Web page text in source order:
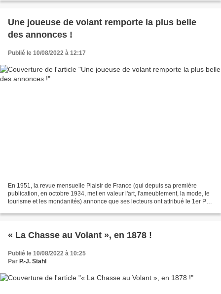
Une joueuse de volant remporte la plus belle
des annonces !
Publié le 10/08/2022 à 12:17
En 1951, la revue mensuelle Plaisir de France (qui depuis sa première
publication, en octobre 1934, met en valeur l'art, l'ameublement, la mode, le
tourisme et les mondanités) annonce que ses lecteurs ont attribué le 1er Prix
« La Chasse au Volant », en 1878 !
Publié le 10/08/2022 à 10:25
Par P.-J. Stahl